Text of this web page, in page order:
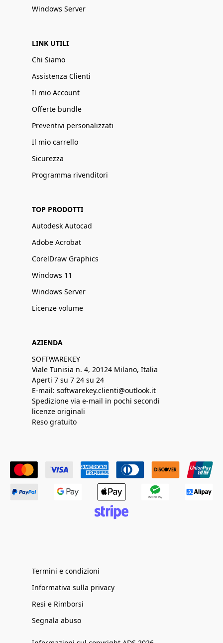
Windows Server
LINK UTILI
Chi Siamo
Assistenza Clienti
Il mio Account
Offerte bundle
Preventivi personalizzati
Il mio carrello
Sicurezza
Programma rivenditori
TOP PRODOTTI
Autodesk Autocad
Adobe Acrobat
CorelDraw Graphics
Windows 11
Windows Server
Licenze volume
AZIENDA
SOFTWAREKEY
Viale Tunisia n. 4, 20124 Milano, Italia
Aperti 7 su 7 24 su 24
E-mail: softwarekey.clienti@outlook.it
Spedizione via e-mail in pochi secondi
licenze originali
Reso gratuito
Termini e condizioni
Informativa sulla privacy
Resi e Rimborsi
Segnala abuso